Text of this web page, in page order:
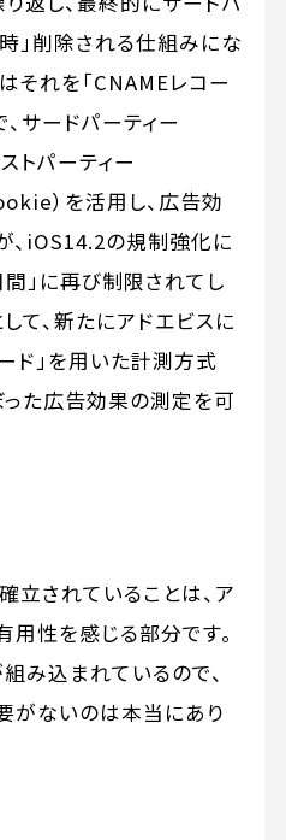
」削除される仕組みにな
それを「CNAMEレコー
サードパーティー
トパーティー
）を活用し、広告効
、iOS14.2の規制強化に
間」に再び制限されてし
て、新たにアドエビスに
ド」を用いた計測方式
た広告効果の測定を可
されていることは、ア
用性を感じる部分です。
み込まれているので、
がないのは本当にあり